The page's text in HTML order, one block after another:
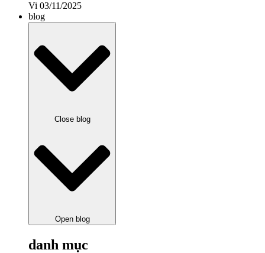
Vi 03/11/2025
blog
Close blog
Open blog
danh mục